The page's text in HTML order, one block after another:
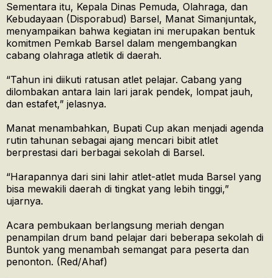
Sementara itu, Kepala Dinas Pemuda, Olahraga, dan
Kebudayaan (Disporabud) Barsel, Manat Simanjuntak,
menyampaikan bahwa kegiatan ini merupakan bentuk
komitmen Pemkab Barsel dalam mengembangkan
cabang olahraga atletik di daerah.
“Tahun ini diikuti ratusan atlet pelajar. Cabang yang
dilombakan antara lain lari jarak pendek, lompat jauh,
dan estafet,” jelasnya.
Manat menambahkan, Bupati Cup akan menjadi agenda
rutin tahunan sebagai ajang mencari bibit atlet
berprestasi dari berbagai sekolah di Barsel.
“Harapannya dari sini lahir atlet-atlet muda Barsel yang
bisa mewakili daerah di tingkat yang lebih tinggi,”
ujarnya.
Acara pembukaan berlangsung meriah dengan
penampilan drum band pelajar dari beberapa sekolah di
Buntok yang menambah semangat para peserta dan
penonton. (Red/Ahaf)